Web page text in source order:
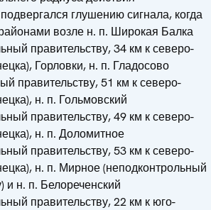
глушению сигнала, когда
возле н. п. Широкая Балка
правительству, 34 км к северо-
Горловки, н. п. Гладосово
правительству, 51 км к северо-
н. п. Гольмовский
правительству, 49 км к северо-
н. п. Доломитное
правительству, 53 км к северо-
н. п. Мирное (неподконтрольный
и н. п. Белореченский
правительству, 22 км к юго-